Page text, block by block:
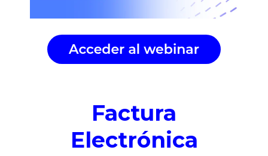
Factura
Electrónica